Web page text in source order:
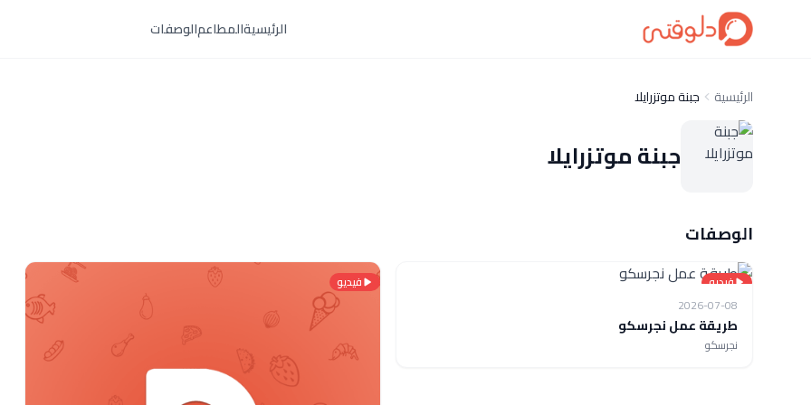
الرئيسيةالمطاعمالوصفات
الرئيسية جبنة موتزرايلا
جبنة موتزرايلا
الوصفات
فيديو
2026-07-08
طريقة عمل نجرسكو
نجرسكو
فيديو